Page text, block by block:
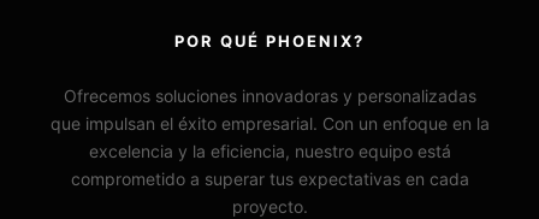
POR QUÉ PHOENIX?
Ofrecemos soluciones innovadoras y personalizadas
que impulsan el éxito empresarial. Con un enfoque en la
excelencia y la eficiencia, nuestro equipo está
comprometido a superar tus expectativas en cada
proyecto.